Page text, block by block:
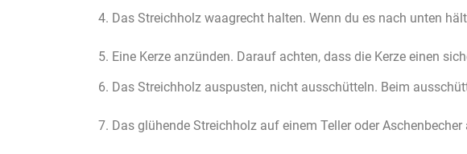
4. Das Streichholz waagrecht halten. Wenn du es nach unten
5. Eine Kerze anzünden. Darauf achten, dass die Kerze einen
6. Das Streichholz auspusten, nicht ausschütteln. Beim
7. Das glühende Streichholz auf einem Teller oder Aschenbecher